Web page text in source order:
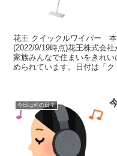
花王 クイックルワイパー
(2022/9/19時点)花王株式会
家族みんなで住まいをきれ
められています。日付は「ク
今日は何の日？